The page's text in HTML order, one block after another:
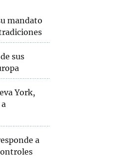
mandato
sus
York,
a